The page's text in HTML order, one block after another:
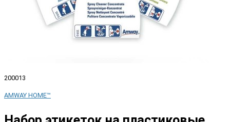
200013
AMWAY HOME™